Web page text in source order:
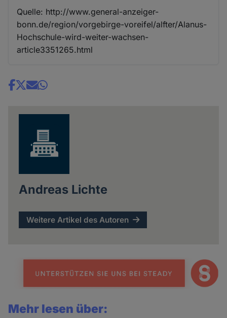
Quelle: http://www.general-anzeiger-
bonn.de/region/vorgebirge-voreifel/alfter/Alanus-
Hochschule-wird-weiter-wachsen-
article3351265.html
Share
Andreas Lichte
Weitere Artikel des Autoren
Mehr lesen über: